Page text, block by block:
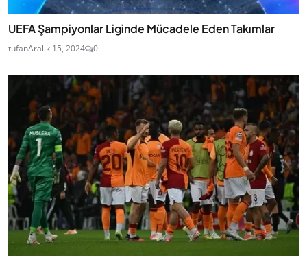
UEFA Şampiyonlar Liginde Mücadele Eden Takımlar
tufanAralık 15, 2024 0